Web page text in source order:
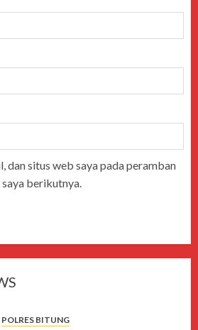
dan situs web saya pada peramban
berikutnya.
POLRES BITUNG